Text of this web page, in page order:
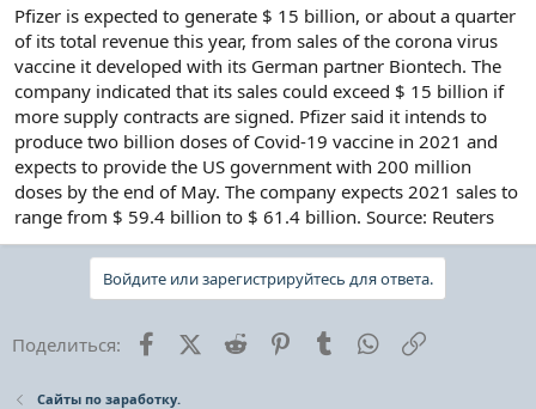
а
Pfizer is expected to generate $ 15 billion, or about a quarter
of its total revenue this year, from sales of the corona virus
vaccine it developed with its German partner Biontech. The
company indicated that its sales could exceed $ 15 billion if
more supply contracts are signed. Pfizer said it intends to
produce two billion doses of Covid-19 vaccine in 2021 and
expects to provide the US government with 200 million
doses by the end of May. The company expects 2021 sales to
range from $ 59.4 billion to $ 61.4 billion. Source: Reuters
Войдите или зарегистрируйтесь для ответа.
Поделиться: FacebookX (Twitter)
Reddit PinterestTumblr WhatsApp
Сайты по заработку.